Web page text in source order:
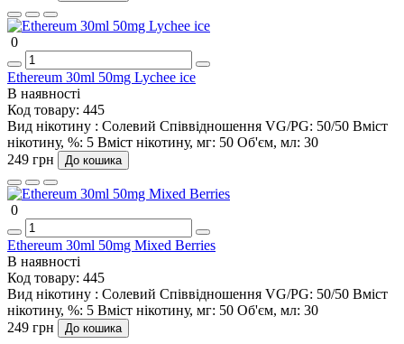
0
Ethereum 30ml 50mg Lychee ice
В наявності
Код товару: 445
Вид нікотину : Солевий Співвідношення VG/PG: 50/50 Вміст
нікотину, %: 5 Вміст нікотину, мг: 50 Об'єм, мл: 30
249 грн
До кошика
0
Ethereum 30ml 50mg Mixed Berries
В наявності
Код товару: 445
Вид нікотину : Солевий Співвідношення VG/PG: 50/50 Вміст
нікотину, %: 5 Вміст нікотину, мг: 50 Об'єм, мл: 30
249 грн
До кошика